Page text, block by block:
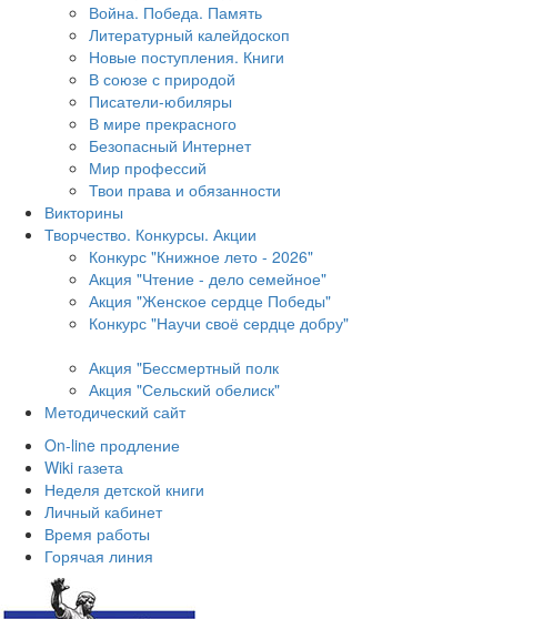
Война. Победа. Память
Литературный калейдоскоп
Новые поступления. Книги
В союзе с природой
Писатели-юбиляры
В мире прекрасного
Безопасный Интернет
Мир профессий
Твои права и обязанности
Викторины
Творчество. Конкурсы. Акции
Конкурс "Книжное лето - 2026"
Акция "Чтение - дело семейное"
Акция "Женское сердце Победы"
Конкурс "Научи своё сердце добру"
Акция "Бессмертный полк
Акция "Сельский обелиск"
Методический сайт
On-line продление
Wiki газета
Неделя детской книги
Личный кабинет
Время работы
Горячая линия